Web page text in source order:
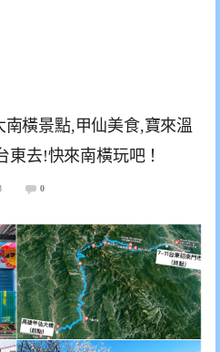
橫景點,甲仙美食,寶來溫
東去!快來南橫玩吧！
0